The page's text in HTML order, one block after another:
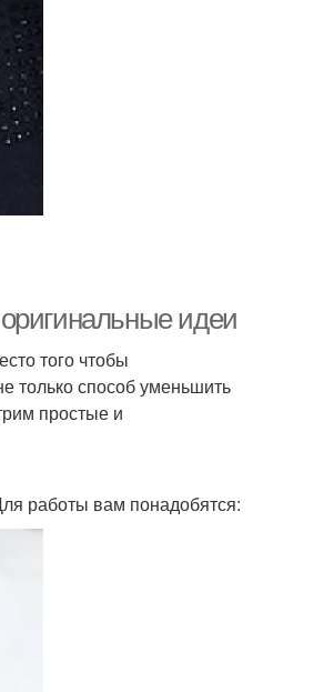
идеи
того чтобы
только способ уменьшить
простые и
работы вам понадобятся: